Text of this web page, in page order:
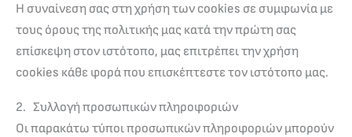
Η συναίνεση σας στη χρήση των cookies σε συμφωνία με
τους όρους της πολιτικής μας κατά την πρώτη σας
επίσκεψη στον ιστότοπο, μας επιτρέπει την χρήση
cookies κάθε φορά που επισκέπτεστε τον ιστότοπο μας.
2. Συλλογή προσωπικών πληροφοριών
Οι παρακάτω τύποι προσωπικών πληροφοριών μπορούν